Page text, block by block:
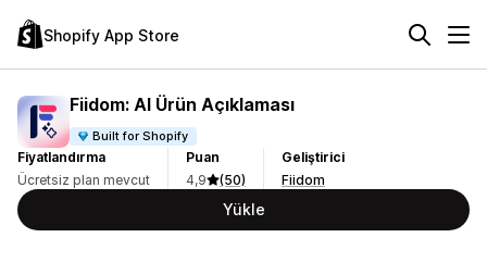
Shopify App Store
Fiidom: AI Ürün Açıklaması
Built for Shopify
Fiyatlandırma
Ücretsiz plan mevcut
Puan
4,9
(50)
Geliştirici
Fiidom
Yükle